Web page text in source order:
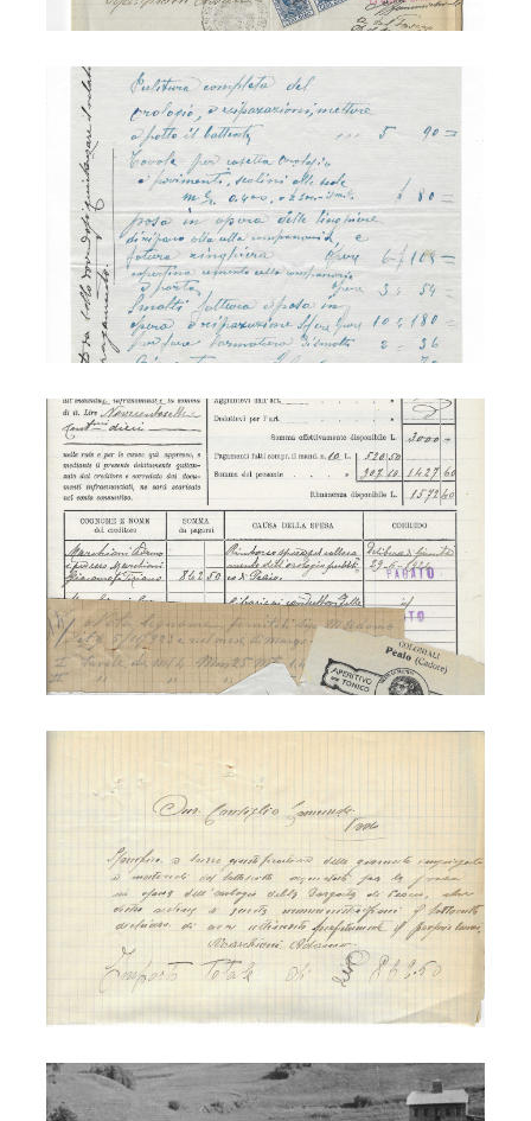
Adamo Marchioni - campanile Vinigo
Adamo Marchioni - orologio Peaio
Adamo Marchioni - falegnameria